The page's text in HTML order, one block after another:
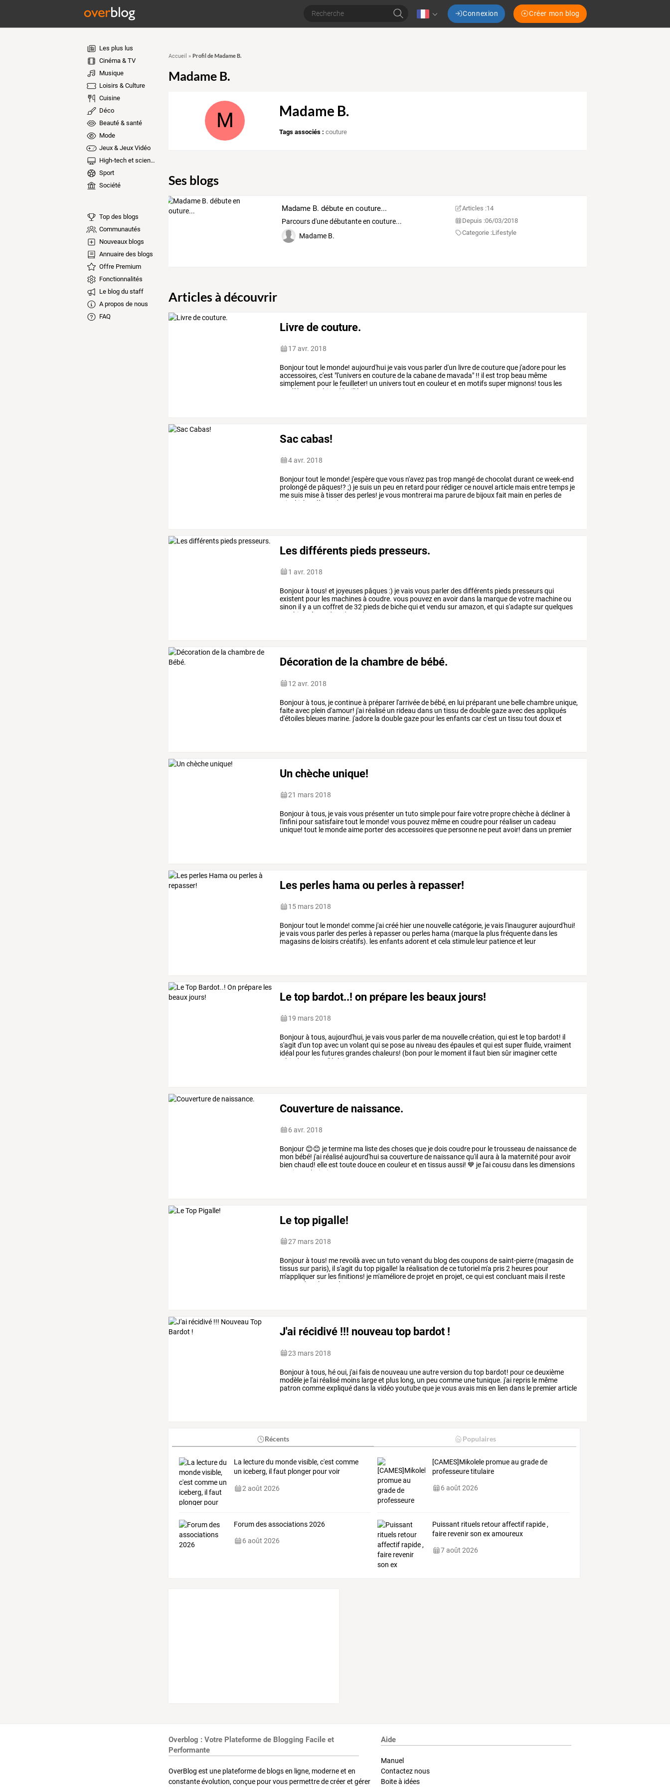
Connexion Créer mon blog
Les plus lus
Cinéma & TV
Musique
Loisirs & Culture
Cuisine
Déco
Beauté & santé
Mode
Jeux & Jeux Vidéo
High-tech et sciences
Sport
Société
Top des blogs
Communautés
Nouveaux blogs
Annuaire des blogs
Offre Premium
Fonctionnalités
Le blog du staff
A propos de nous
FAQ
Accueil » Profil de Madame B.
Madame B.
M Madame B.
Tags associés : couture
Ses blogs
Madame B. débute en couture...
Parcours d'une débutante en couture...
Madame B.
Articles :14
Depuis :06/03/2018
Categorie :Lifestyle
Articles à découvrir
Livre de couture.
17 avr. 2018
Bonjourtout le monde! aujourd'hui jevaisvous parlerd'un livredecoutureque j'adore pour les
accessoires, c'est "l'universen couturede la cabanede mavada" !! il est trop beau même
simplement pour lefeuilleter! un universtout en couleuret en motifssuper mignons! tous les
modèles
bien détaillés
Sac cabas!
4 avr. 2018
Bonjourtout le monde! j'espèrequevous n'avez pastrop mangédechocolat durant ceweek-end
prolongéde pâques!? ;) jesuis un peu en retard pour rédigerce nouvel article maisentretemps je
mesuis miseà tisserdes perles! jevous montrerai ma parurede bijouxfait main en perlesde
miyuki! bon là, n'est
Les différents pieds presseurs.
1 avr. 2018
Bonjourà tous! et joyeuses pâques :) jevaisvous parlerdesdifférents pieds presseursqui
existent pour les machinesà coudre. vous pouvezen avoirdans la marquedevotre machineou
sinon il ya un coffret de32 piedsde bichequiet vendu suramazon, et quis'adaptesurquelques
machines
à coudre. c'est très
Décoration de la chambre de bébé.
12 avr. 2018
Bonjourà tous, jecontinueà préparer l'arrivéede bébé, en lui préparant une bellechambre unique,
faiteavec plein d'amour! j'ai réalisé un rideau dans un tissu dedoublegazeavecdesappliqués
d'étoiles bleues marine. j'adore la doublegaze pour lesenfantscarc'est un tissu tout douxet
Un chèche unique!
21 mars 2018
Bonjourà tous, jevaisvous présenter un tutosimple pourfairevotre proprechècheà déclinerà
l'infini poursatisfairetout le monde! vous pouvez mêmeen coudre pour réaliser un cadeau
unique! tout le mondeaime porterdesaccessoiresque personne ne peut avoir! dans un premier
Les perles hama ou perles à repasser!
15 mars 2018
Bonjourtout le monde! comme j'aicréé hier une nouvellecatégorie, jevais l'inaugureraujourd'hui!
jevaisvous parlerdes perlesà repasserou perles hama (marque la plusfréquentedans les
magasinsde loisirscréatifs). lesenfantsadorent et cela stimule leur patienceet leur
concentration!
c'est
Le top bardot..! on prépare les beaux jours!
19 mars 2018
Bonjourà tous, aujourd'hui, jevaisvous parlerde ma nouvellecréation, quiest letop bardot! il
s'agit d'un topavec un volant quise poseau niveau desépauleset quiest superfluide, vraiment
idéal pour lesfuturesgrandeschaleurs! (bon pour le moment il faut bien sûr imaginercette
période,
qui l'été!!)
Couverture de naissance.
6 avr. 2018
Bonjour 😊😊 jetermine ma listedeschosesque jedoiscoudre pour letrousseau de naissancede
mon bébé! j'ai réaliséaujourd'huisa couverturede naissancequ'il aura à la maternité pouravoir
bien chaud! elleest toutedouceen couleuret en tissusaussi! 💙 je l'aicousu dans lesdimensions
je souhaitais,
Le top pigalle!
27 mars 2018
Bonjourà tous! me revoilà avec un tutovenant du blog descouponsdesaint-pierre (magasin de
tissussur paris), il s'agit du top pigalle! la réalisation decetutoriel m'a pris2 heures pour
m'appliquersur lesfinitions! je m'améliorede projet en projet, cequiest concluant mais il reste
des choses à
J'ai récidivé !!! nouveau top bardot !
23 mars 2018
Bonjourà tous, héoui, j'aifaisde nouveau uneautreversion du top bardot! pourcedeuxième
modèle je l'ai réalisé moins largeet plus long, un peu comme unetunique. j'ai repris le même
patron commeexpliquédans la vidéoyoutubeque jevousavais misen lien dans le premierarticle
Récents Populaires
La lecture du monde visible, c'est comme
un iceberg, il faut plonger pour voir
2 août 2026
[CAMES]Mikolele promue au grade de
professeure titulaire
6 août 2026
Forum des associations 2026
6 août 2026
Puissant rituels retour affectif rapide ,
faire revenir son ex amoureux
7 août 2026
Overblog : Votre Plateforme de Blogging Facile et
Performante
OverBlog est une plateforme de blogs en ligne, moderne et en
constante évolution, conçue pour vous permettre de créer et gérer
Aide
Manuel
Contactez nous
Boite à idées